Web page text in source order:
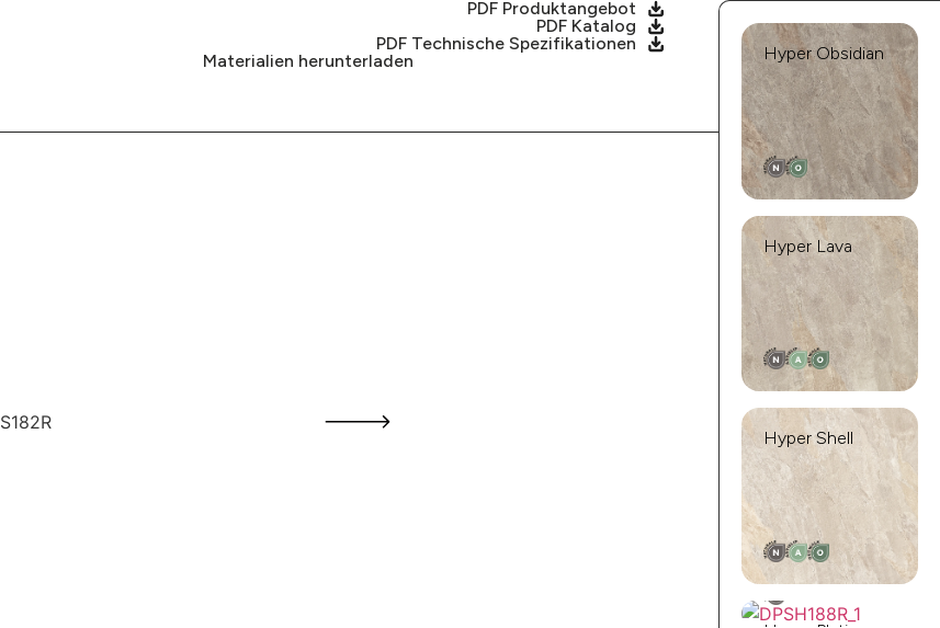
PDF Produktangebot
PDF Katalog
PDF Technische Spezifikationen
Materialien herunterladen
Hyper Obsidian
Hyper Lava
Hyper Shell